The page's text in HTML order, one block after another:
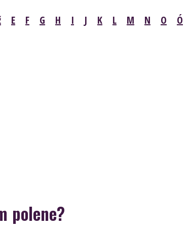
E F G H I J K L M N O Ó
polene?